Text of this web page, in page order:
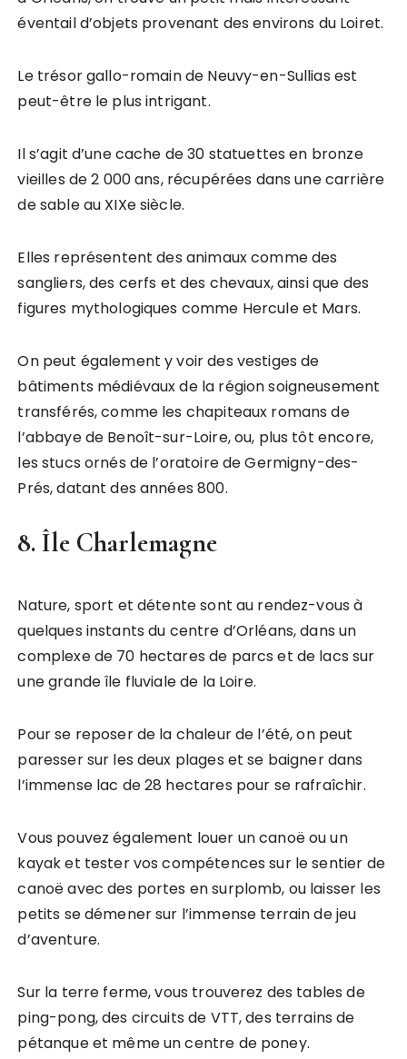
éventail d’objets provenant des environs du Loiret.
Le trésor gallo-romain de Neuvy-en-Sullias est
peut-être le plus intrigant.
Il s’agit d’une cache de 30 statuettes en bronze
vieilles de 2 000 ans, récupérées dans une carrière
de sable au XIXe siècle.
Elles représentent des animaux comme des
sangliers, des cerfs et des chevaux, ainsi que des
figures mythologiques comme Hercule et Mars.
On peut également y voir des vestiges de
bâtiments médiévaux de la région soigneusement
transférés, comme les chapiteaux romans de
l’abbaye de Benoît-sur-Loire, ou, plus tôt encore,
les stucs ornés de l’oratoire de Germigny-des-
Prés, datant des années 800.
8. Île Charlemagne
Nature, sport et détente sont au rendez-vous à
quelques instants du centre d’Orléans, dans un
complexe de 70 hectares de parcs et de lacs sur
une grande île fluviale de la Loire.
Pour se reposer de la chaleur de l’été, on peut
paresser sur les deux plages et se baigner dans
l’immense lac de 28 hectares pour se rafraîchir.
Vous pouvez également louer un canoë ou un
kayak et tester vos compétences sur le sentier de
canoë avec des portes en surplomb, ou laisser les
petits se démener sur l’immense terrain de jeu
d’aventure.
Sur la terre ferme, vous trouverez des tables de
ping-pong, des circuits de VTT, des terrains de
pétanque et même un centre de poney.